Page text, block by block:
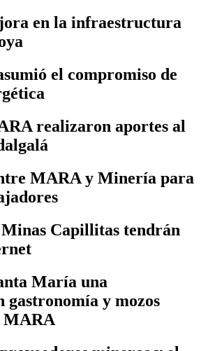
en la infraestructura
el compromiso de
realizaron aportes al
MARA y Minería para
Minas Capillitas tendrán
María una
gastronomía y mozos
MARA